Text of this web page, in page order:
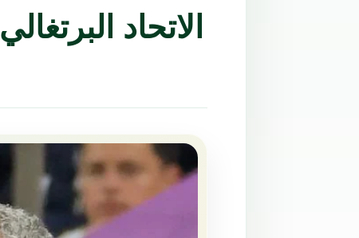
الاتحاد